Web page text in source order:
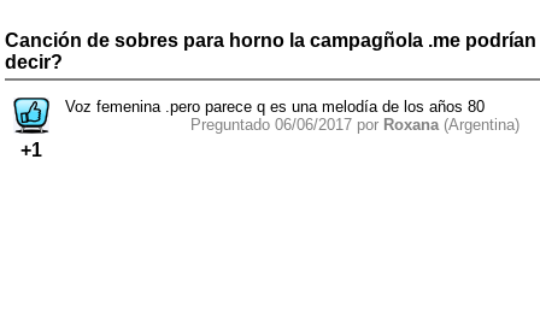
Canción de sobres para horno la campagñola .me podrían
decir?
+1
Voz femenina .pero parece q es una melodía de los años 80
Preguntado 06/06/2017 por Roxana (Argentina)